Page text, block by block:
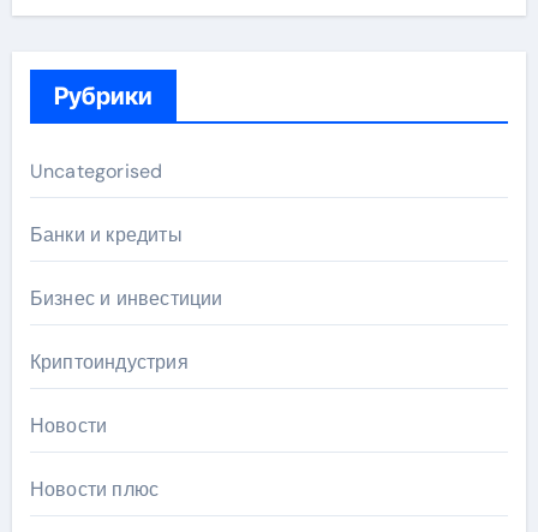
Рубрики
Uncategorised
Банки и кредиты
Бизнес и инвестиции
Криптоиндустрия
Новости
Новости плюс